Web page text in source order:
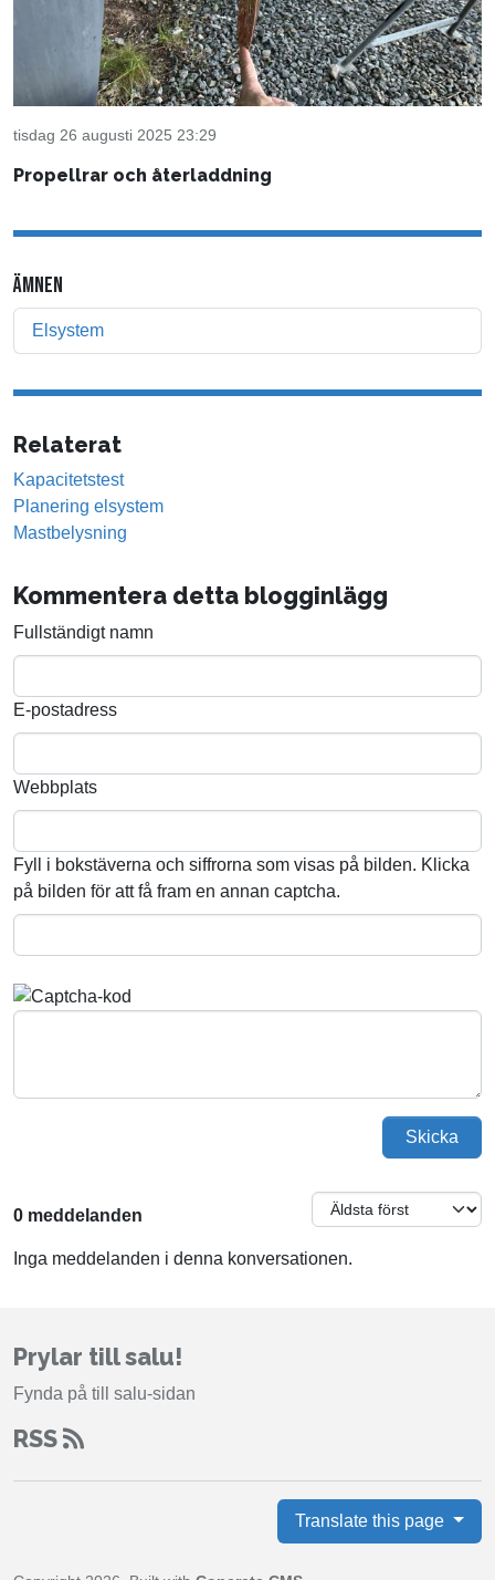
tisdag 26 augusti 2025 23:29
Propellrar och återladdning
ÄMNEN
Elsystem
Relaterat
Kapacitetstest
Planering elsystem
Mastbelysning
Kommentera detta blogginlägg
Fullständigt namn
E-postadress
Webbplats
Fyll i bokstäverna och siffrorna som visas på bilden. Klicka
på bilden för att få fram en annan captcha.
Skicka
0 meddelanden
Inga meddelanden i denna konversationen.
Prylar till salu!
Fynda på till salu-sidan
RSS
Translate this page